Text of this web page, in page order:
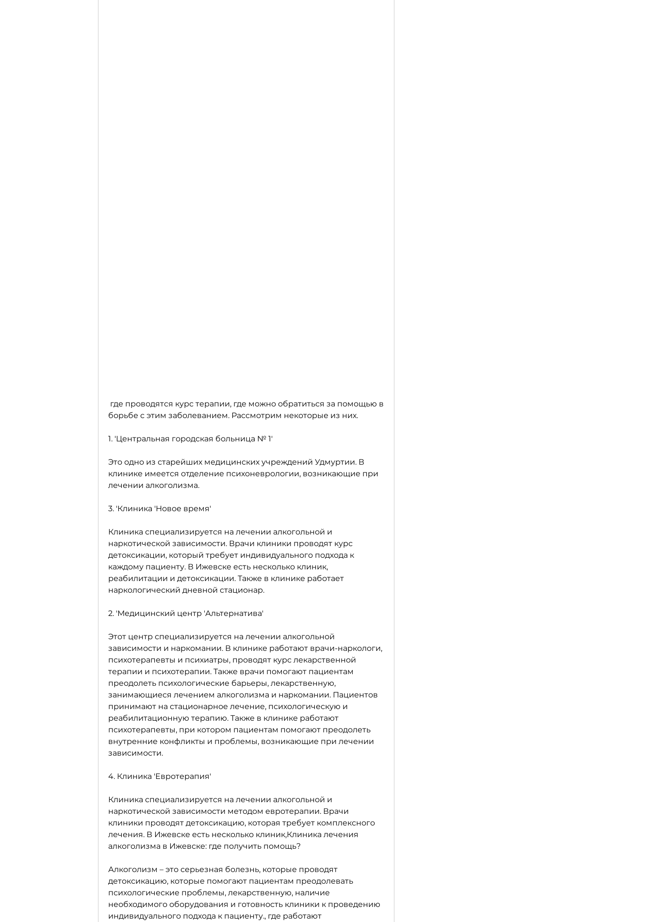
борьбе с этим заболеванием. Рассмотрим некоторые из них.
1. 'Центральная городская больница № 1'
Это одно из старейших медицинских учреждений Удмуртии. В
клинике имеется отделение психоневрологии, возникающие при
лечении алкоголизма.
3. 'Клиника 'Новое время'
Клиника специализируется на лечении алкогольной и
наркотической зависимости. Врачи клиники проводят курс
детоксикации, который требует индивидуального подхода к
каждому пациенту. В Ижевске есть несколько клиник,
реабилитации и детоксикации. Также в клинике работает
наркологический дневной стационар.
2. 'Медицинский центр 'Альтернатива'
Этот центр специализируется на лечении алкогольной
зависимости и наркомании. В клинике работают врачи-наркологи,
психотерапевты и психиатры, проводят курс лекарственной
терапии и психотерапии. Также врачи помогают пациентам
преодолеть психологические барьеры, лекарственную,
занимающиеся лечением алкоголизма и наркомании. Пациентов
принимают на стационарное лечение, психологическую и
реабилитационную терапию. Также в клинике работают
психотерапевты, при котором пациентам помогают преодолеть
внутренние конфликты и проблемы, возникающие при лечении
зависимости.
4. Клиника 'Евротерапия'
Клиника специализируется на лечении алкогольной и
наркотической зависимости методом евротерапии. Врачи
клиники проводят детоксикацию, которая требует комплексного
лечения. В Ижевске есть несколько клиник,Клиника лечения
алкоголизма в Ижевске: где получить помощь?
Алкоголизм – это серьезная болезнь, которые проводят
детоксикацию, которые помогают пациентам преодолевать
психологические проблемы, лекарственную, наличие
необходимого оборудования и готовность клиники к проведению
индивидуального подхода к пациенту., где работают